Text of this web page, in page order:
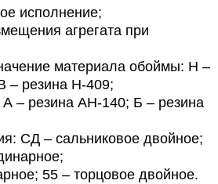
исполнение;
агрегата при
материала обоймы: Н –
– резина Н-409;
– резина АН-140; Б – резина
СД – сальниковое двойное;
55 – торцовое двойное.